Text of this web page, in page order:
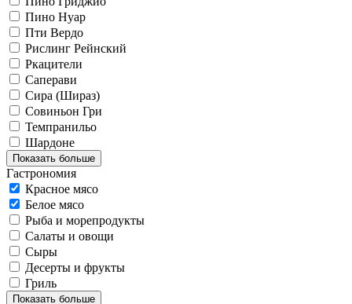
Пино Нуар
Пти Вердо
Рислинг Рейнский
Ркацители
Саперави
Сира (Шираз)
Совиньон Гри
Темпранильо
Шардоне
Показать больше
Гастрономия
Красное мясо
Белое мясо
Рыба и морепродукты
Салаты и овощи
Сыры
Десерты и фрукты
Гриль
Показать больше